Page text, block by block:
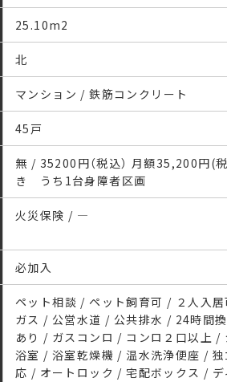
25.10m2
北
マンション / 鉄筋コンクリート
45戸
無 / 35200円（税込） 月額35,200円(
き うち1台身障者区画
火災保険 / ―
必加入
ペット相談 / ペット飼育可 / ２人入
ガス / 公営水道 / 公共排水 / 24時間
あり / ガスコンロ / コンロ２口以上 /
浴室 / 浴室乾燥機 / 温水洗浄便座 /
応 / オートロック / 宅配ボックス /